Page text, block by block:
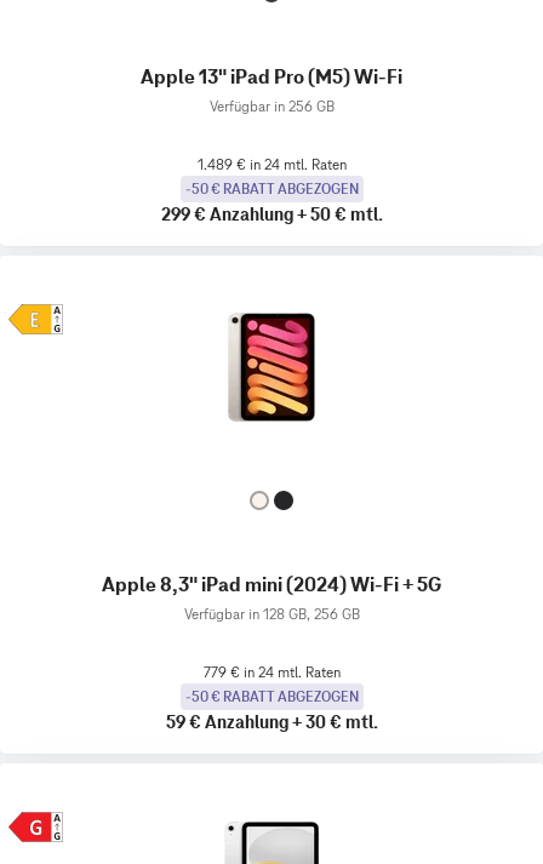
Apple 13" iPad Pro (M5) Wi-Fi
Verfügbar in 256 GB
1.489 € in 24 mtl. Raten
-50 € RABATT ABGEZOGEN
299 € Anzahlung+50 € mtl.
Apple 8,3" iPad mini (2024) Wi-Fi + 5G
Verfügbar in 128 GB, 256 GB
779 € in 24 mtl. Raten
-50 € RABATT ABGEZOGEN
59 € Anzahlung+30 € mtl.